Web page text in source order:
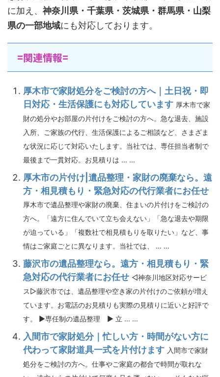
に加え、 神奈川県・千葉県・茨城県・群馬県・山梨
県の一部地域にも対応しております。
=関連情報=
厚木市で家財処分をご検討の方へ｜土日祝・即
日対応・生活保護にも対応しています 厚木市で家
財の処分やお部屋の片付けをご検討の方へ。急な退去、施設
入所、ご家族の代行、生活保護によるご相談など、さまざま
な状況に応じて対応いたします。当社では、専任担当者制で
最後まで一貫対応。お見積りは ... ...
厚木市の片付け|遺品整理・家財の廃棄なら。遠
方・相見積もり・緊急対応の代行業者にお任せ
厚木市で遺品整理や家財の廃棄、住まいの片付けをご検討の
方へ。「遠方に住んでいて立ち会えない」「急な退去や期限
が迫っている」「複数社で相見積もりを取りたい」など、事
情はご家庭ごとに異なります。当社では、 ... ...
藤沢市の遺品整理なら。遠方・相見積もり・緊
急対応の代行業者にお任せ ◁神奈川地区対応サービ
ス▷藤沢市では、遺品整理や空き家の片付けのご依頼が増え
ています。お電話のお見積りも実際の見積りに近いと好評で
す。 ▶専任制の遺品整理 ▶ 立 ... ...
入間市で家財処分｜忙しい方・時間がない方に
代わって家財道具一式を片付けます 入間市で家財
処分をご検討の方へ。仕事やご家庭の都合で時間が取れな